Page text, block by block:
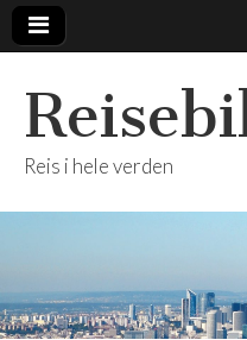
Reis i hele verden